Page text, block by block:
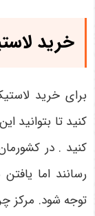
خرید
برای خرید
کنید تا بتوانید
کنید . در
رسانند اما
توجه شود.